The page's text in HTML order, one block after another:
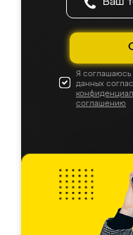
Я соглашаюсь
данных
соглашению